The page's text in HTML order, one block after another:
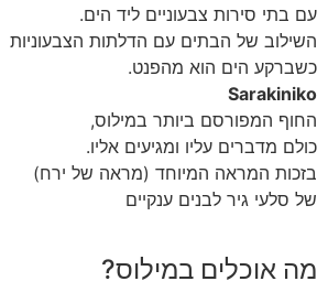
עם בתי סירות צבעוניים ליד הים.
השילוב של הבתים עם הדלתות הצבעוניות
כשברקע הים הוא מהפנט.
Sarakiniko
החוף המפורסם ביותר במילוס,
כולם מדברים עליו ומגיעים אליו.
בזכות המראה המיוחד (מראה של ירח)
של סלעי גיר לבנים ענקיים
מה אוכלים במילוס?